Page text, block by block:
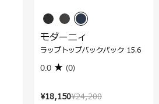
¥24,200
¥18,150
モダーニィ
ラップトップバックパック 15.6
0.0 (0)